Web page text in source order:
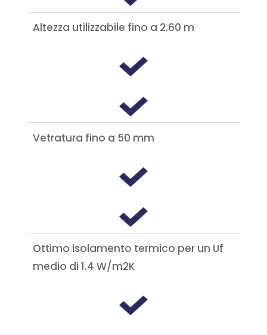
Altezza utilizzabile fino a 2.60 m
Vetratura fino a 50 mm
Ottimo isolamento termico per un Uf
medio di 1.4 W/m2K